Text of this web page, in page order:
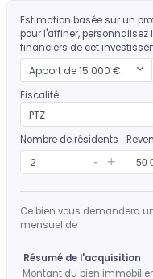
Estimation basée sur un
pour l'affiner, personnalisez
financiers de cet
Mon apport
Apport de 15 000 €
Fiscalité
PTZ
Nombre de résidents
Ce bien vous demandera
mensuel de
Résumé de l'acquisition
Montant du bien immobilier